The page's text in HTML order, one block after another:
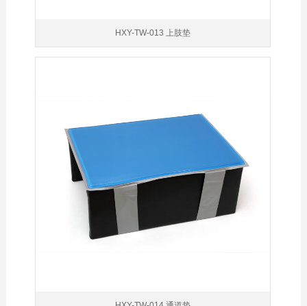
HXY-TW-013 上肢垫